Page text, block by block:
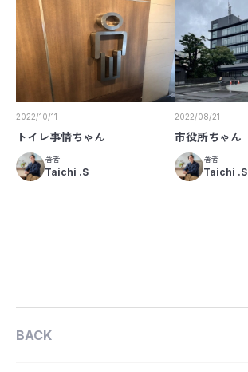
2022/10/11
トイレ事情ちゃん
著者
Taichi .S
2022/08/21
市役所ちゃん
著者
Taichi .S
BACK